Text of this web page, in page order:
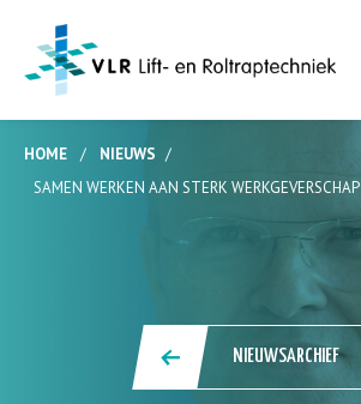
HOME / NIEUWS /
SAMEN WERKEN AAN STERK WERKGEVERSCHAP
NIEUWSARCHIEF